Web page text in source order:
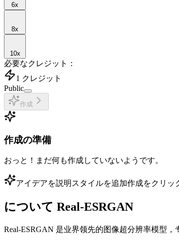
6x
8x
10x
必要なクレジット：
1 クレジット
Public
作成
作成の準備
おっと！まだ何も作成していないようです。
アイデアを説明 スタイルを追加作成をクリッ
について Real-ESRGAN
Real-ESRGAN 是业界领先的图像超分辨率模型